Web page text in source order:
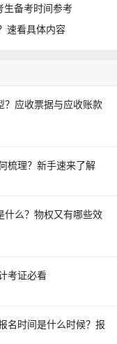
生备考时间参考
速看具体内容
？应收票据与应收账款
梳理？新手速来了解
什么？物权又有哪些效
考证必看
名时间是什么时候？报